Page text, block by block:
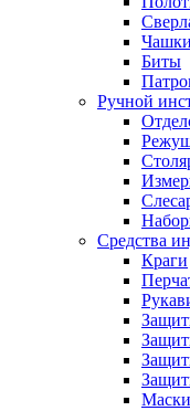
Биты
Ручной
Средства
Краги